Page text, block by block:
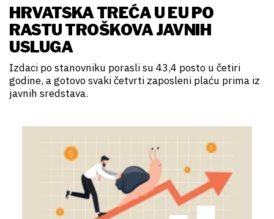
HRVATSKA TREĆA U EU PO
RASTU TROŠKOVA JAVNIH
USLUGA
Izdaci po stanovniku porasli su 43,4 posto u četiri
godine, a gotovo svaki četvrti zaposleni plaću prima iz
javnih sredstava.